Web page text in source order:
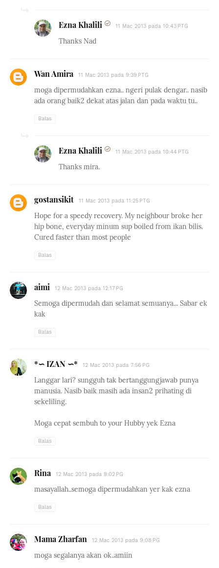
Ezna Khalili 11 Mac 2013 pada 10:43 PTG
Thanks Nad
Wan Amira 11 Mac 2013 pada 9:39 PTG
moga dipermudahkan ezna.. ngeri pulak dengar.. nasib
ada orang baik2 dekat atas jalan dan pada waktu tu..
Balas
Ezna Khalili 11 Mac 2013 pada 10:44 PTG
Thanks mira.
gostansikit 11 Mac 2013 pada 11:25 PTG
Hope for a speedy recovery. My neighbour broke her
hip bone, everyday minum sup boiled from ikan bilis.
Cured faster than most people
Balas
aimi 12 Mac 2013 pada 12:17 PG
Semoga dipermudah dan selamat semuanya... Sabar ek
kak
Balas
*∽ IZAN ∽* 12 Mac 2013 pada 7:56 PG
Langgar lari? sungguh tak bertanggungjawab punya
manusia. Nasib baik masih ada insan2 prihating di
sekeliling.
Moga cepat sembuh to your Hubby yek Ezna
Balas
Rina 12 Mac 2013 pada 9:02 PG
masayallah..semoga dipermudahkan yer kak ezna
Balas
Mama Zharfan 12 Mac 2013 pada 9:08 PG
moga segalanya akan ok..amiin